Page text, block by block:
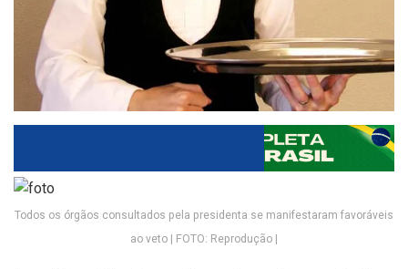
Todos os órgãos consultados pela presidenta se manifestaram favoráveis
ao veto | FOTO: Reprodução |